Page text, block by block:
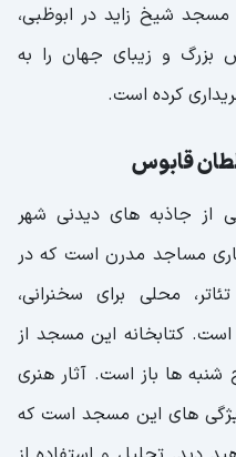
شیخ زاید در ابوظبی،
بزرگ و زیبای جهان را به
کرده است.
قابوس
جاذبه های دیدنی شهر
مساجد مدرن است که در
محلی برای سخنرانی،
کتابخانه این مسجد از
شنبه ها باز است. آثار هنری
های این مسجد است که